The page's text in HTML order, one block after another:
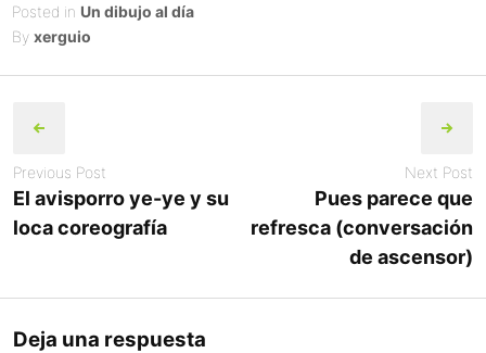
on
Posted in Un dibujo al día
By xerguio
navigation
Previous Post
El avisporro ye-ye y su
loca coreografía
Next Post
Pues parece que
refresca (conversación
de ascensor)
Deja una respuesta